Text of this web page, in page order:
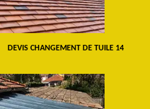
DEVIS CHANGEMENT DE TUILE 14